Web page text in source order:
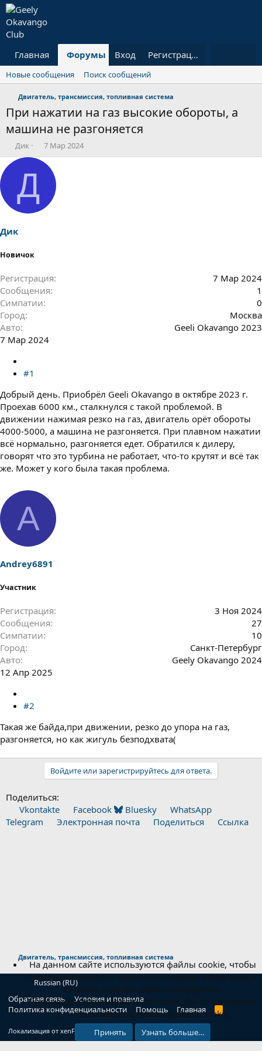
Главная Форумы Что нового?
Вход Регистрация
Новые сообщения Поиск сообщений
Двигатель, трансмиссия, топливная система
При нажатии на газ высокие обороты, а
машина не разгоняется
А
в
т
е
ы
Дик
Д
а
т
ч
7 Мар 2024
Д
Дик
Новичок
Регистрация
7 Мар 2024
Сообщения
1
Симпатии
0
Город
Москва
Авто
Geeli Okavango 2023
7 Мар 2024
#1
Добрый день. Приобрёл Geeli Okavango в октябре 2023 г.
Проехав 6000 км., сталкнулся с такой проблемой. В
движении нажимая резко на газ, двигатель орёт обороты
4000-5000, а машина не разгоняется. При плавном нажатии
всё нормально, разгоняется едет. Обратился к дилеру,
говорят что это турбина не работает, что-то крутят и всё так
же. Может у кого была такая проблема.
A
Andrey6891
Участник
Регистрация
3 Ноя 2024
Сообщения
27
Симпатии
10
Город
Санкт-Петербург
Авто
Geely Okavango 2024
12 Апр 2025
#2
Такая же байда,при движении, резко до упора на газ,
разгоняется, но как жигуль безподхвата(
Войдите или зарегистрируйтесь для ответа.
Поделиться:
Vkontakte
Facebook Bluesky
WhatsApp
Telegram
Электронная почта Поделиться Ссылка
Двигатель, трансмиссия, топливная система
Russian (RU)
Обратная связь
Условия и правила
Политика конфиденциальности
Помощь Главная
R
S
Локализация от xenForo.Info
На данном сайте используются файлы cookie, чтобы
персонализировать контент и сохранить Ваш вход в
систему, если Вы зарегистрируетесь.
Продолжая использовать этот сайт, Вы соглашаетесь
на использование наших файлов cookie.
Принять Узнать больше…